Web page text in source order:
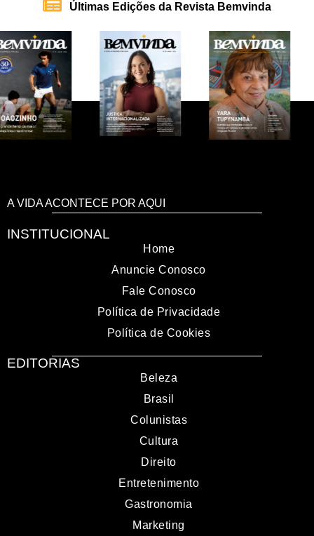
Últimas Edições da Revista Bemvinda
A VIDA ACONTECE POR AQUI
INSTITUCIONAL
Home
Anuncie Conosco
Fale Conosco
Política de Privacidade
Política de Cookies
EDITORIAS
Beleza
Brasil
Colunistas
Cultura
Direito
Entretenimento
Gastronomia
Marketing